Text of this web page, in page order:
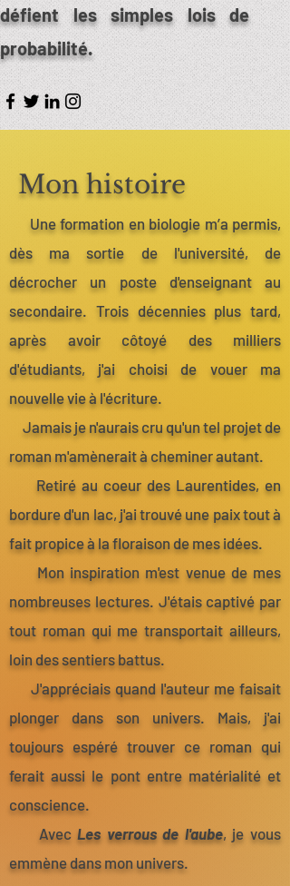
défient les simples lois de
probabilité.
Mon histoire
Une formation en biologie m’a permis,
dès ma sortie de l'université, de
décrocher un poste d'enseignant au
secondaire. Trois décennies plus tard,
après avoir côtoyé des milliers
d'étudiants, j'ai choisi de vouer ma
nouvelle vie à l'écriture.
Jamais je n'aurais cru qu'un tel projet de
roman m'amènerait à cheminer autant.
Retiré au coeur des Laurentides, en
bordure d'un lac, j'ai trouvé une paix tout à
fait propice à la floraison de mes idées.
Mon inspiration m'est venue de mes
nombreuses lectures. J'étais captivé par
tout roman qui me transportait ailleurs,
loin des sentiers battus.
J'appréciais quand l'auteur me faisait
plonger dans son univers. Mais, j'ai
toujours espéré trouver ce roman qui
ferait aussi le pont entre matérialité et
conscience.
AvecLes verrous de l'aube, je vous
emmène dans mon univers.